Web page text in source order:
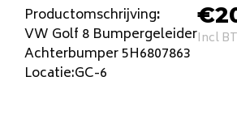
Productomschrijving:
VW Golf 8 Bumpergeleider
Achterbumper 5H6807863
Locatie:GC-6
€
Incl